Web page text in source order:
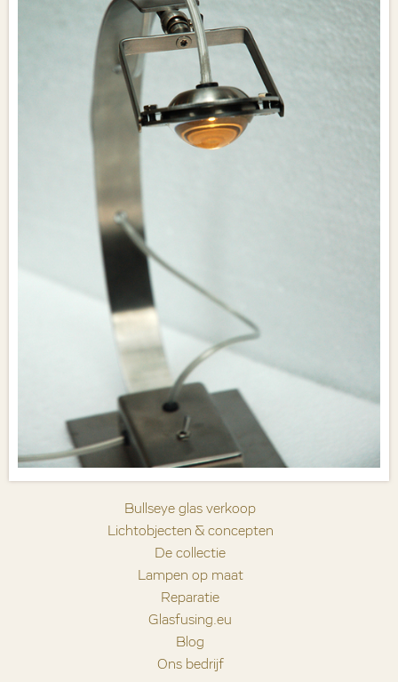
Bullseye glas verkoop
Lichtobjecten & concepten
De collectie
Lampen op maat
Reparatie
Glasfusing.eu
Blog
Ons bedrijf